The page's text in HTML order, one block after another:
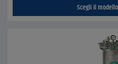
Scegli il